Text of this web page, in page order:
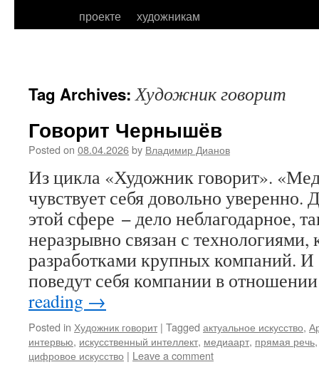
проекте
художникам
Tag Archives:Художник говорит
Говорит Чернышёв
Posted on 08.04.2026by Владимир Дианов
Из цикла «Художник говорит».
чувствует себя довольно уверенно.
этой сфере − дело неблагодарное,
неразрывно связан с технологиями,
разработками крупных компаний. И
поведут себя компании в
reading →
Posted in Художник говорит | Tagged актуальное искусство,
интервью, искусственный интеллект, медиаарт, прямая речь
цифровое искусство | Leave a comment